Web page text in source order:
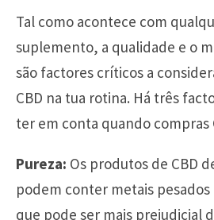
Tal como acontece com
suplemento, a qualidade e o
são factores críticos a
CBD na tua rotina. Há três
ter em conta quando compras
Pureza: Os produtos de CBD
podem conter metais
que pode ser mais prejudicial